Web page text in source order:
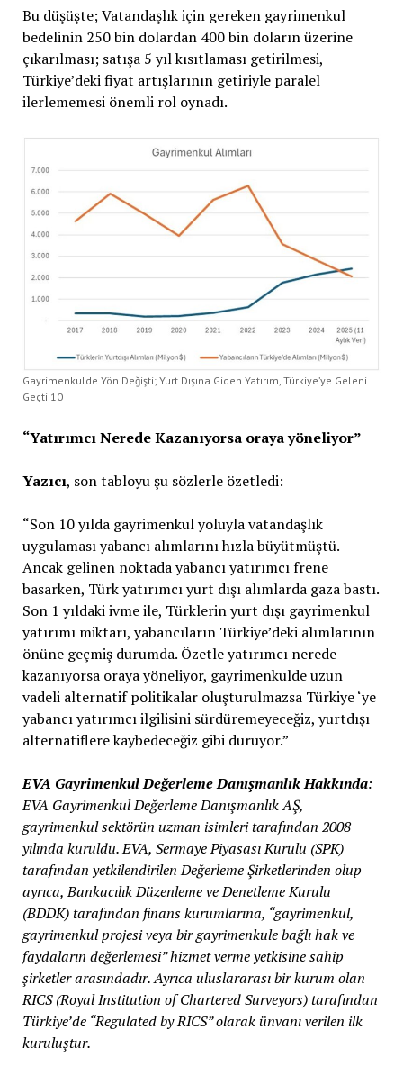
Bu düşüşte; Vatandaşlık için gereken gayrimenkul
bedelinin 250 bin dolardan 400 bin doların üzerine
çıkarılması; satışa 5 yıl kısıtlaması getirilmesi,
Türkiye’deki fiyat artışlarının getiriyle paralel
ilerlememesi önemli rol oynadı.
Gayrimenkulde Yön Değişti; Yurt Dışına Giden Yatırım, Türkiye’ye Geleni
Geçti 10
“Yatırımcı Nerede Kazanıyorsa oraya yöneliyor”
Yazıcı, son tabloyu şu sözlerle özetledi:
“Son 10 yılda gayrimenkul yoluyla vatandaşlık
uygulaması yabancı alımlarını hızla büyütmüştü.
Ancak gelinen noktada yabancı yatırımcı frene
basarken, Türk yatırımcı yurt dışı alımlarda gaza bastı.
Son 1 yıldaki ivme ile, Türklerin yurt dışı gayrimenkul
yatırımı miktarı, yabancıların Türkiye’deki alımlarının
önüne geçmiş durumda. Özetle yatırımcı nerede
kazanıyorsa oraya yöneliyor, gayrimenkulde uzun
vadeli alternatif politikalar oluşturulmazsa Türkiye ‘ye
yabancı yatırımcı ilgilisini sürdüremeyeceğiz, yurtdışı
alternatiflere kaybedeceğiz gibi duruyor.”
EVA Gayrimenkul Değerleme Danışmanlık Hakkında:
EVA Gayrimenkul Değerleme Danışmanlık AŞ,
gayrimenkul sektörün uzman isimleri tarafından 2008
yılında kuruldu. EVA, Sermaye Piyasası Kurulu (SPK)
tarafından yetkilendirilen Değerleme Şirketlerinden olup
ayrıca, Bankacılık Düzenleme ve Denetleme Kurulu
(BDDK) tarafından finans kurumlarına, “gayrimenkul,
gayrimenkul projesi veya bir gayrimenkule bağlı hak ve
faydaların değerlemesi” hizmet verme yetkisine sahip
şirketler arasındadır. Ayrıca uluslararası bir kurum olan
RICS (Royal Institution of Chartered Surveyors) tarafından
Türkiye’de “Regulated by RICS” olarak ünvanı verilen ilk
kuruluştur.